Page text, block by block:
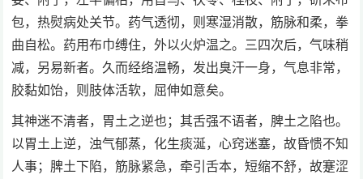
包，热熨病处关节。药气透彻，则寒湿消散，筋脉和柔，拳
曲自松。药用布巾缚住，外以火炉温之。三四次后，气味稍
减，另易新者。久而经络温畅，发出臭汗一身，气息非常，
胶黏如饴，则肢体活软，屈伸如意矣。
其神迷不清者，胃土之逆也；其舌强不语者，脾土之陷也。
以胃土上逆，浊气郁蒸，化生痰涎，心窍迷塞，故昏愦不知
人事；脾土下陷，筋脉紧急，牵引舌本，短缩不舒，故蹇涩